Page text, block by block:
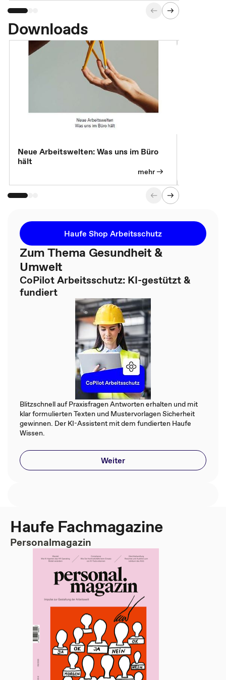
Downloads
Neue Arbeitswelten: Was uns im Büro
hält
mehr
Haufe Shop Arbeitsschutz
Zum Thema Gesundheit &
Umwelt
CoPilot Arbeitsschutz: KI-gestützt &
fundiert
Blitzschnell auf Praxisfragen Antworten erhalten und mit
klar formulierten Texten und Mustervorlagen Sicherheit
gewinnen. Der KI-Assistent mit dem fundierten Haufe
Wissen.
Weiter
Haufe Fachmagazine
Personalmagazin